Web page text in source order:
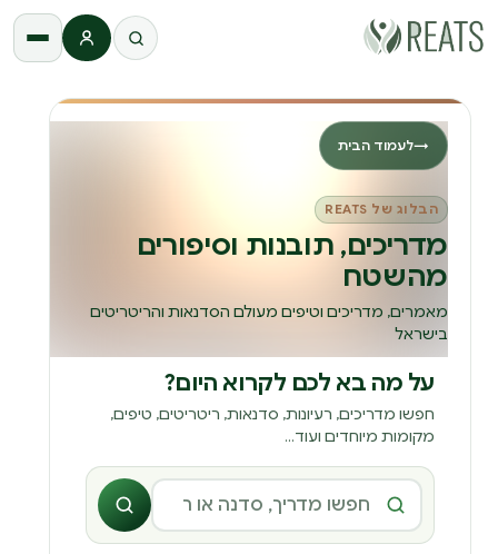
התחברות
→לעמוד הבית
הבלוג של REATS
מדריכים, תובנות וסיפורים
מהשטח
מאמרים, מדריכים וטיפים מעולם הסדנאות והריטריטים
בישראל
על מה בא לכם לקרוא היום?
חפשו מדריכים, רעיונות, סדנאות, ריטריטים, טיפים,
מקומות מיוחדים ועוד...
חיפוש במגזין